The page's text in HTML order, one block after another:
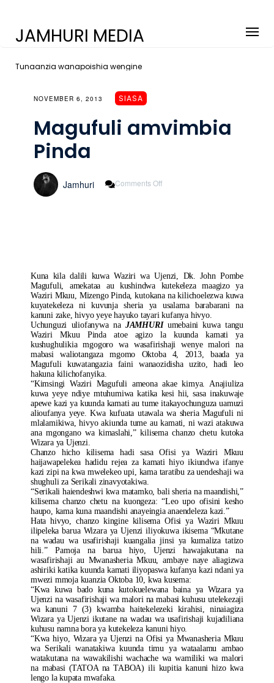
JAMHURI MEDIA
Tunaanzia wanapoishia wengine
NOVEMBER 6, 2013 SIASA
Magufuli amvimbia
Pinda
Jamhuri Comments Off
Kuna kila dalili kuwa Waziri wa Ujenzi, Dk. John Pombe
Magufuli, amekataa au kushindwa kutekeleza maagizo ya
Waziri Mkuu, Mizengo Pinda, kutokana na kilichoelezwa kuwa
kuyatekeleza ni kuvunja sheria ya usalama barabarani na
kanuni zake, hivyo yeye hayuko tayari kufanya hivyo.
Uchunguzi uliofanywa na JAMHURIumebaini kuwa tangu
Waziri Mkuu Pinda atoe agizo la kuunda kamati ya
kushughulikia mgogoro wa wasafirishaji wenye malori na
mabasi waliotangaza mgomo Oktoba 4, 2013, baada ya
Magufuli kuwatangazia faini wanaozidisha uzito, hadi leo
hakuna kilichofanyika.
“Kimsingi Waziri Magufuli ameona akae kimya. Anajiuliza
kuwa yeye ndiye mtuhumiwa katika kesi hii, sasa inakuwaje
apewe kazi ya kuunda kamati au tume itakayochunguza uamuzi
alioufanya yeye. Kwa kufuata utawala wa sheria Magufuli ni
mlalamikiwa, hivyo akiunda tume au kamati, ni wazi atakuwa
ana mgongano wa kimaslahi,” kilisema chanzo chetu kutoka
Wizara ya Ujenzi.
Chanzo hicho kilisema hadi sasa Ofisi ya Waziri Mkuu
haijawapelekea hadidu rejea za kamati hiyo ikiundwa ifanye
kazi zipi na kwa mwelekeo upi, kama taratibu za uendeshaji wa
shughuli za Serikali zinavyotakiwa.
“Serikali haiendeshwi kwa matamko, bali sheria na maandishi,”
kilisema chanzo chetu na kuongeza: “Leo upo ofisini kesho
haupo, kama kuna maandishi anayeingia anaendeleza kazi.”
Hata hivyo, chanzo kingine kilisema Ofisi ya Waziri Mkuu
ilipeleka barua Wizara ya Ujenzi iliyokuwa ikisema “Mkutane
na wadau wa usafirishaji kuangalia jinsi ya kumaliza tatizo
hili.” Pamoja na barua hiyo, Ujenzi hawajakutana na
wasafirishaji au Mwanasheria Mkuu, ambaye naye aliagizwa
ashiriki katika kuunda kamati iliyopaswa kufanya kazi ndani ya
mwezi mmoja kuanzia Oktoba 10, kwa kusema:
“Kwa kuwa bado kuna kutokuelewana baina ya Wizara ya
Ujenzi na wasafirishaji wa malori na mabasi kuhusu utelekezaji
wa kanuni 7 (3) kwamba haitekelezeki kirahisi, ninaiagiza
Wizara ya Ujenzi ikutane na wadau wa usafirishaji kujadiliana
kuhusu namna bora ya kutekeleza kanuni hiyo.
“Kwa hiyo, Wizara ya Ujenzi na Ofisi ya Mwanasheria Mkuu
wa Serikali wanatakiwa kuunda timu ya wataalamu ambao
watakutana na wawakilishi wachache wa wamiliki wa malori
na mabasi (TATOA na TABOA) ili kupitia kanuni hizo kwa
lengo la kupata mwafaka.